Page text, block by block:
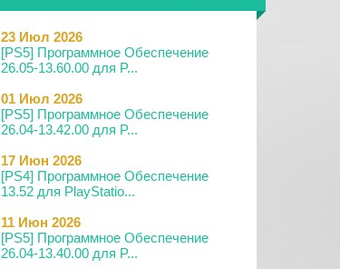
23 Июл 2026
[PS5] Программное Обеспечение
26.05-13.60.00 для P...
01 Июл 2026
[PS5] Программное Обеспечение
26.04-13.42.00 для P...
17 Июн 2026
[PS4] Программное Обеспечение
13.52 для PlayStatio...
11 Июн 2026
[PS5] Программное Обеспечение
26.04-13.40.00 для P...